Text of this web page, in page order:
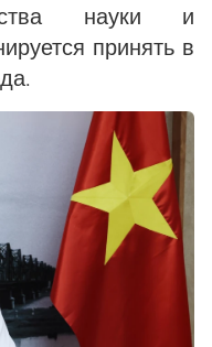
науки и
принять в